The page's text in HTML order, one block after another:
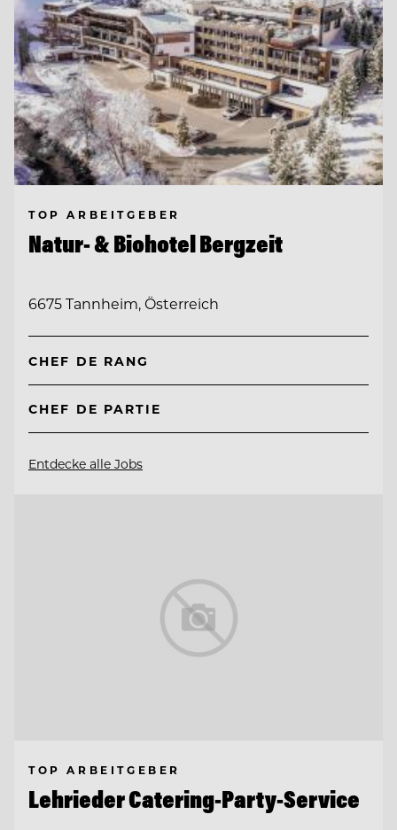
TOP ARBEITGEBER
Natur- & Biohotel Bergzeit
6675 Tannheim, Österreich
CHEF DE RANG
CHEF DE PARTIE
Entdecke alle Jobs
TOP ARBEITGEBER
Lehrieder Catering-Party-Service